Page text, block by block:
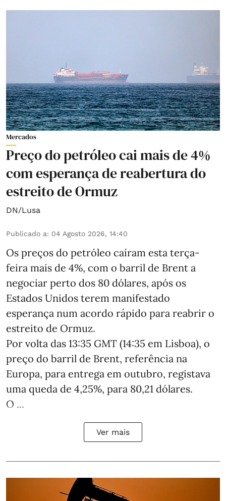
Mercados
Preço do petróleo cai mais de 4%
com esperança de reabertura do
estreito de Ormuz
DN/Lusa
Publicado a: 04 Agosto 2026, 14:40
Os preços do petróleo caíram esta terça-
feira mais de 4%, com o barril de Brent a
negociar perto dos 80 dólares, após os
Estados Unidos terem manifestado
esperança num acordo rápido para reabrir o
estreito de Ormuz.
Por volta das 13:35 GMT (14:35 em Lisboa), o
preço do barril de Brent, referência na
Europa, para entrega em outubro, registava
uma queda de 4,25%, para 80,21 dólares.
O ...
Ver mais